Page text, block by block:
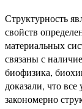
Структурность
свойств
материальных
связаны с
биофизика,
доказали, что
закономерно